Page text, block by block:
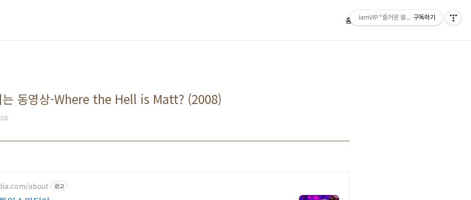
홈 태그 방명록
는 동영상-Where the Hell is Matt? (2008)
about 광고
IamVIP™즐거운 블로깅구독하기